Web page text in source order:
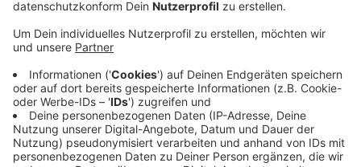
Alter. Die Mitarbeiter vermitteln Ansprechpartner,
informieren zu verschiedenen Möglichkeiten, um
richtet sich an Menschen mit Hilfebedarf und/oder
an deren Angehörige. Sie sollen damit
selbstbestimmt die Wahl für das beste Angebot
für die persönliche Lebenssituation treffen. Ziel
sei es, durch passende Hilfestellung einen